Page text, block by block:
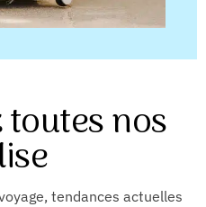
nos
tendances actuelles